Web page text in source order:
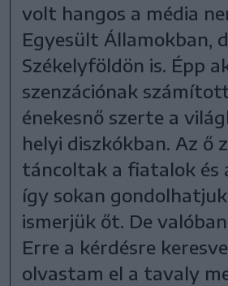
volt hangos a média
Egyesült Államokban,
Székelyföldön is. Épp
szenzációnak
énekesnő szerte a
helyi diszkókban. Az ő
táncoltak a fiatalok és
így sokan
ismerjük őt. De
Erre a kérdésre
olvastam el a tavaly